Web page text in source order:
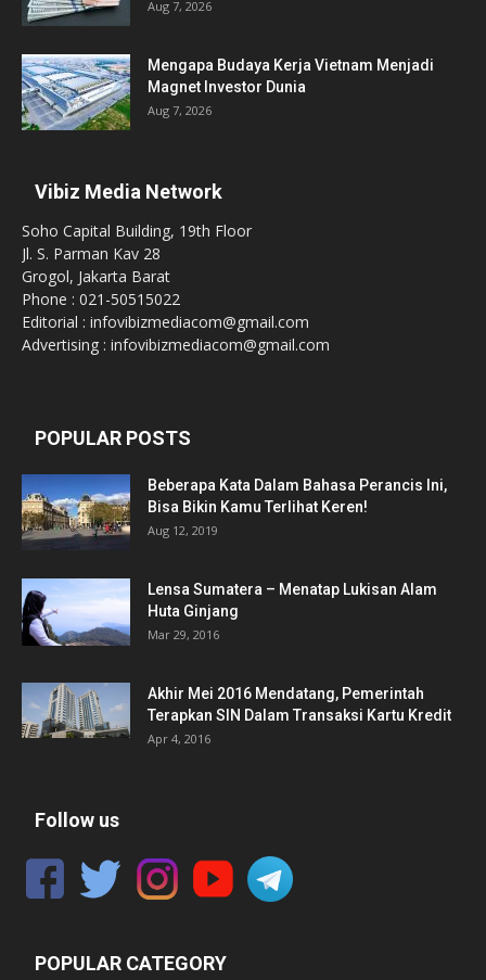
Aug 7, 2026
Mengapa Budaya Kerja Vietnam Menjadi
Magnet Investor Dunia
Aug 7, 2026
Vibiz Media Network
Soho Capital Building, 19th Floor
Jl. S. Parman Kav 28
Grogol, Jakarta Barat
Phone : 021-50515022
Editorial : infovibizmediacom@gmail.com
Advertising : infovibizmediacom@gmail.com
POPULAR POSTS
Beberapa Kata Dalam Bahasa Perancis Ini,
Bisa Bikin Kamu Terlihat Keren!
Aug 12, 2019
Lensa Sumatera – Menatap Lukisan Alam
Huta Ginjang
Mar 29, 2016
Akhir Mei 2016 Mendatang, Pemerintah
Terapkan SIN Dalam Transaksi Kartu Kredit
Apr 4, 2016
Follow us
POPULAR CATEGORY